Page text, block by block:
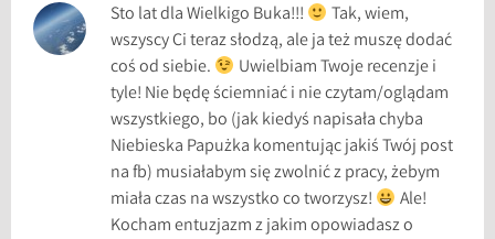
Sto lat dla Wielkigo Buka!!!
Tak, wiem,
wszyscy Ci teraz słodzą, ale ja też muszę dodać
coś od siebie.
Uwielbiam Twoje recenzje i
tyle! Nie będę ściemniać i nie czytam/oglądam
wszystkiego, bo (jak kiedyś napisała chyba
Niebieska Papużka komentując jakiś Twój post
na fb) musiałabym się zwolnić z pracy, żebym
miała czas na wszystko co tworzysz!
Ale!
Kocham entuzjazm z jakim opowiadasz o